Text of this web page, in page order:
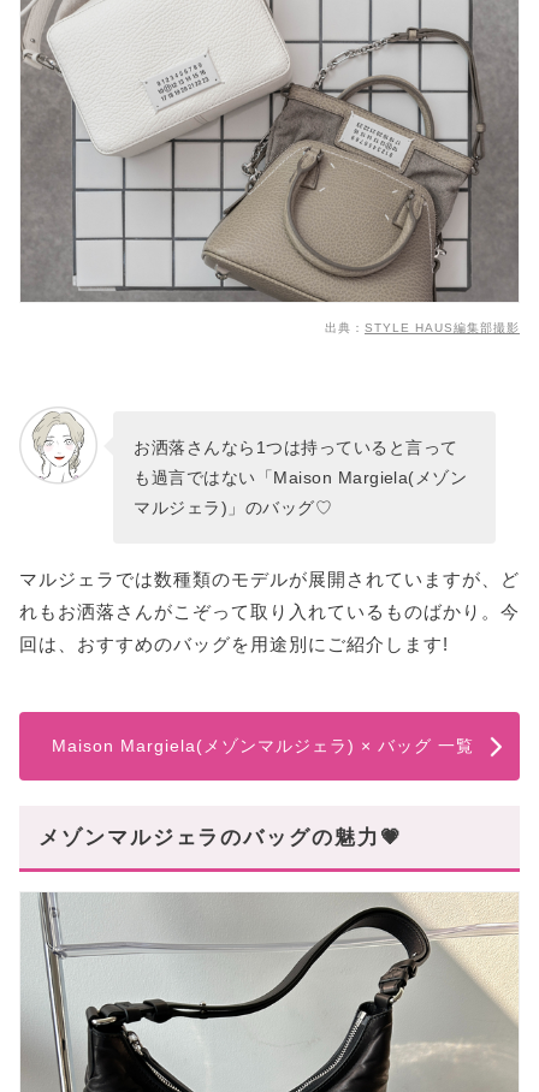
レビュー動画で収納力・使いやすさをcheck!
自分の使い方に合うマルジェラのバッグを探そう
出典： STYLE HAUS編集部撮影
お洒落さんなら1つは持っていると言って
も過言ではない「Maison Margiela(メゾン
マルジェラ)」のバッグ♡
マルジェラでは数種類のモデルが展開されていますが、ど
れもお洒落さんがこぞって取り入れているものばかり。今
回は、おすすめのバッグを用途別にご紹介します!
Maison Margiela(メゾンマルジェラ) × バッグ 一覧
メゾンマルジェラのバッグの魅力💗